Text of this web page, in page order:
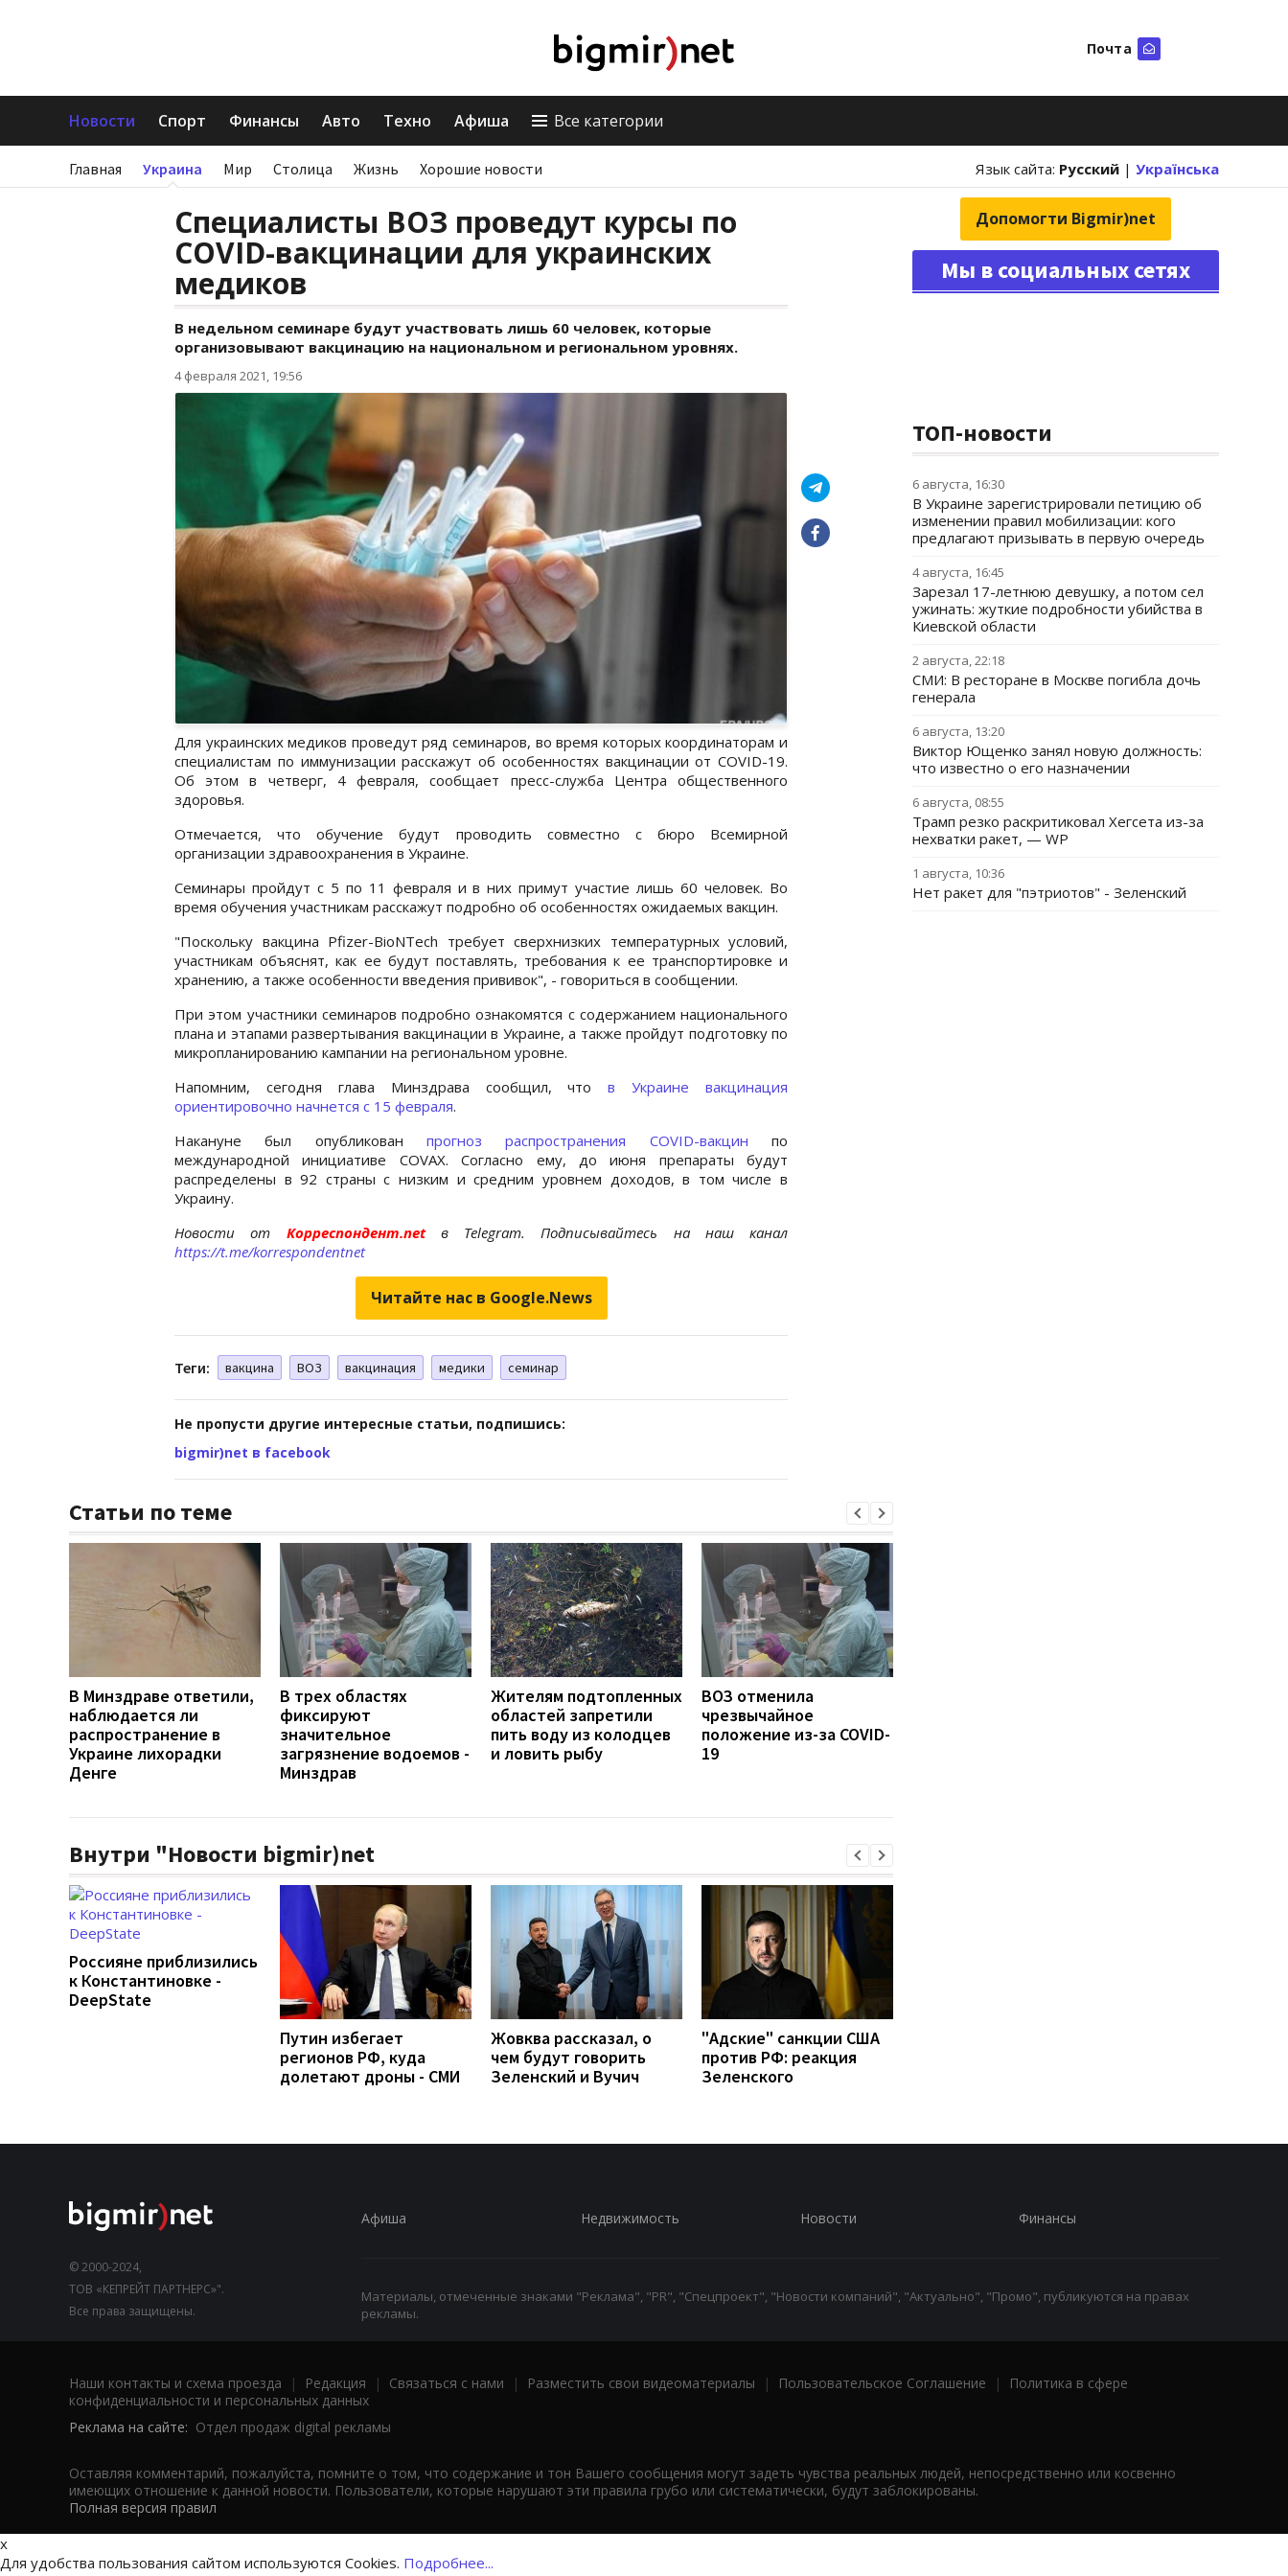
Почта
Новости Спорт Финансы Авто Техно Афиша Все категории
Главная Украина Мир Столица Жизнь Хорошие новости Язык сайта: Русский | Українська
Специалисты ВОЗ проведут курсы по
COVID-вакцинации для украинских
медиков
В недельном семинаре будут участвовать лишь 60 человек, которые
организовывают вакцинацию на национальном и региональном уровнях.
4 февраля 2021, 19:56
Для украинских медиков проведут ряд семинаров, во время которых координаторам и
специалистам по иммунизации расскажут об особенностях вакцинации от COVID-19.
Об этом в четверг, 4 февраля, сообщает пресс-служба Центра общественного
здоровья.
Отмечается, что обучение будут проводить совместно с бюро Всемирной
организации здравоохранения в Украине.
Семинары пройдут с 5 по 11 февраля и в них примут участие лишь 60 человек. Во
время обучения участникам расскажут подробно об особенностях ожидаемых вакцин.
"Поскольку вакцина Pfizer-BioNTech требует сверхнизких температурных условий,
участникам объяснят, как ее будут поставлять, требования к ее транспортировке и
хранению, а также особенности введения прививок", - говориться в сообщении.
При этом участники семинаров подробно ознакомятся с содержанием национального
плана и этапами развертывания вакцинации в Украине, а также пройдут подготовку по
микропланированию кампании на региональном уровне.
Напомним, сегодня глава Минздрава сообщил, чтов Украине вакцинация
ориентировочно начнется с 15 февраля.
Накануне был опубликован прогноз распространения COVID-вакцин по
международной инициативе COVAX. Согласно ему, до июня препараты будут
распределены в 92 страны с низким и средним уровнем доходов, в том числе в
Украину.
Новости от Корреспондент.net в Telegram. Подписывайтесь на наш канал
https://t.me/korrespondentnet
Читайте нас в Google.News
Теги: вакцина ВОЗ вакцинация медики семинар
Не пропусти другие интересные статьи, подпишись:
bigmir)net в facebook
Статьи по теме
В Минздраве ответили,
наблюдается ли
распространение в
Украине лихорадки
Денге
В трех областях
фиксируют
значительное
загрязнение водоемов -
Минздрав
Жителям подтопленных
областей запретили
пить воду из колодцев
и ловить рыбу
ВОЗ отменила
чрезвычайное
положение из-за COVID-
19
Внутри "Новости bigmir)net
Россияне приблизились
к Константиновке -
DeepState
Путин избегает
регионов РФ, куда
долетают дроны - СМИ
Жовква рассказал, о
чем будут говорить
Зеленский и Вучич
"Адские" санкции США
против РФ: реакция
Зеленского
Допомогти Bigmir)net
Мы в социальных сетях
ТОП-новости
6 августа, 16:30
В Украине зарегистрировали петицию об
изменении правил мобилизации: кого
предлагают призывать в первую очередь
4 августа, 16:45
Зарезал 17-летнюю девушку, а потом сел
ужинать: жуткие подробности убийства в
Киевской области
2 августа, 22:18
СМИ: В ресторане в Москве погибла дочь
генерала
6 августа, 13:20
Виктор Ющенко занял новую должность:
что известно о его назначении
6 августа, 08:55
Трамп резко раскритиковал Хегсета из-за
нехватки ракет, — WP
1 августа, 10:36
Нет ракет для "пэтриотов" - Зеленский
© 2000-2024,
ТОВ «КЕПРЕЙТ ПАРТНЕРС»".
Все права защищены.
Афиша Недвижимость Новости Финансы
Материалы, отмеченные знаками "Реклама", "PR", "Спецпроект", "Новости компаний", "Актуально", "Промо", публикуются на правах
рекламы.
Наши контакты и схема проезда | Редакция | Связаться с нами | Разместить свои видеоматериалы | Пользовательское Соглашение |
Политика в сфере
конфиденциальности и персональных данных
Реклама на сайте: Отдел продаж digital рекламы
Оставляя комментарий, пожалуйста, помните о том, что содержание и тон Вашего сообщения могут задеть чувства реальных людей, непосредственно или косвенно
имеющих отношение к данной новости. Пользователи, которые нарушают эти правила грубо или систематически, будут заблокированы.
Полная версия правил
x
Для удобства пользования сайтом используются Cookies. Подробнее...